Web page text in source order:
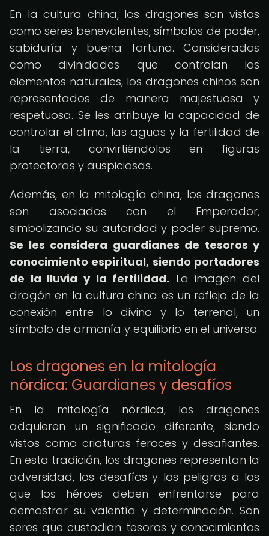
En la cultura china, los dragones son vistos
como seres benevolentes, símbolos de poder,
sabiduría y buena fortuna. Considerados
como divinidades que controlan los
elementos naturales, los dragones chinos son
representados de manera majestuosa y
respetuosa. Se les atribuye la capacidad de
controlar el clima, las aguas y la fertilidad de
la tierra, convirtiéndolos en figuras
protectoras y auspiciosas.
Además, en la mitología china, los dragones
son asociados con el Emperador,
simbolizando su autoridad y poder supremo.
Se les considera guardianes de tesoros y
conocimiento espiritual, siendo portadores
de la lluvia y la fertilidad. La imagen del
dragón en la cultura china es un reflejo de la
conexión entre lo divino y lo terrenal, un
símbolo de armonía y equilibrio en el universo.
Los dragones en la mitología
nórdica: Guardianes y desafíos
En la mitología nórdica, los dragones
adquieren un significado diferente, siendo
vistos como criaturas feroces y desafiantes.
En esta tradición, los dragones representan la
adversidad, los desafíos y los peligros a los
que los héroes deben enfrentarse para
demostrar su valentía y determinación. Son
seres que custodian tesoros y conocimientos